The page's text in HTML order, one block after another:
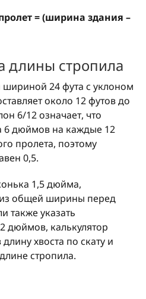
= (ширина здания –
длины стропила
24 фута с уклоном
около 12 футов до
6/12 означает, что
6 дюймов на каждые 12
пролета, поэтому
0,5.
1,5 дюйма,
из общей ширины перед
также указать
дюймов, калькулятор
длину хвоста по скату и
стропила.